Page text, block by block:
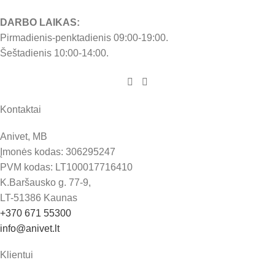
DARBO LAIKAS:
Pirmadienis-penktadienis 09:00-19:00.
Šeštadienis 10:00-14:00.
Kontaktai
Anivet, MB
Įmonės kodas: 306295247
PVM kodas: LT100017716410
K.Baršausko g. 77-9,
LT-51386 Kaunas
+370 671 55300
info@anivet.lt
Klientui